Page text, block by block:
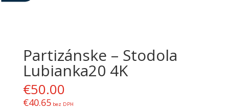
Partizánske – Stodola
Lubianka20 4K
€50.00
€40.65bez DPH